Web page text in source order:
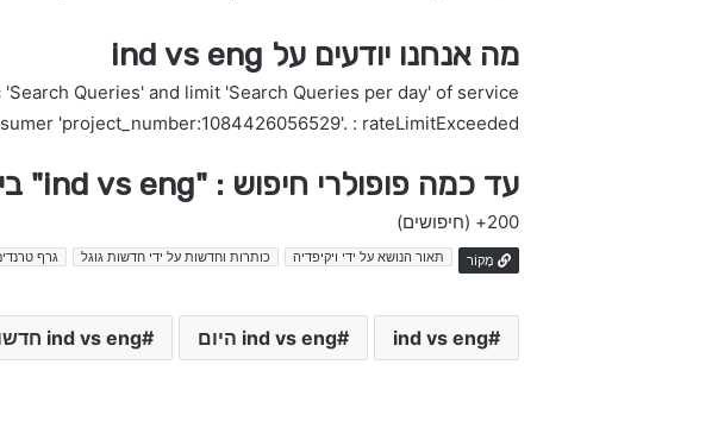
מה אנחנו יודעים על ind vs eng
Queries' and limit 'Search Queries per day' of service
'project_number:1084426056529'. : rateLimitExceeded
עד כמה פופולרי חיפוש : "ind vs eng" בישראל
200+ (חיפושים)
מָקוֹר תאור הנושא על ידי ויקיפדיה כותרות וחדשות על ידי חדשות גוגל גרף
ind vs eng ind vs eng היום ind vs eng חדשות